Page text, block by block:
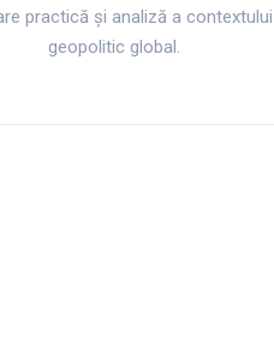
practică și analiză a contextului
geopolitic global.